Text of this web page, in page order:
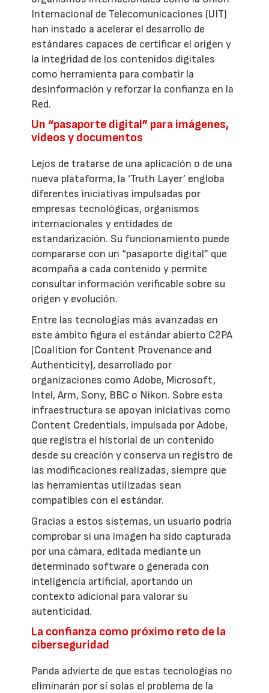
Internacional de Telecomunicaciones (UIT)
han instado a acelerar el desarrollo de
estándares capaces de certificar el origen y
la integridad de los contenidos digitales
como herramienta para combatir la
desinformación y reforzar la confianza en la
Red.
Un “pasaporte digital” para imágenes,
vídeos y documentos
Lejos de tratarse de una aplicación o de una
nueva plataforma, la ‘Truth Layer’ engloba
diferentes iniciativas impulsadas por
empresas tecnológicas, organismos
internacionales y entidades de
estandarización. Su funcionamiento puede
compararse con un “pasaporte digital” que
acompaña a cada contenido y permite
consultar información verificable sobre su
origen y evolución.
Entre las tecnologías más avanzadas en
este ámbito figura el estándar abierto C2PA
(Coalition for Content Provenance and
Authenticity), desarrollado por
organizaciones como Adobe, Microsoft,
Intel, Arm, Sony, BBC o Nikon. Sobre esta
infraestructura se apoyan iniciativas como
Content Credentials, impulsada por Adobe,
que registra el historial de un contenido
desde su creación y conserva un registro de
las modificaciones realizadas, siempre que
las herramientas utilizadas sean
compatibles con el estándar.
Gracias a estos sistemas, un usuario podría
comprobar si una imagen ha sido capturada
por una cámara, editada mediante un
determinado software o generada con
inteligencia artificial, aportando un
contexto adicional para valorar su
autenticidad.
La confianza como próximo reto de la
ciberseguridad
Panda advierte de que estas tecnologías no
eliminarán por sí solas el problema de la